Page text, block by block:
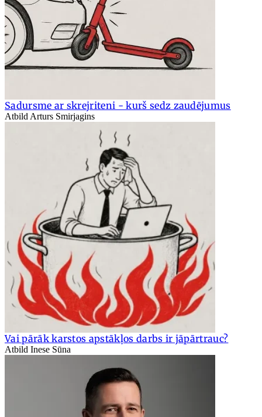
Sadursme ar skrejriteni - kurš sedz zaudējumus
Atbild Arturs Smirjagins
Vai pārāk karstos apstākļos darbs ir jāpārtrauc?
Atbild Inese Sūna